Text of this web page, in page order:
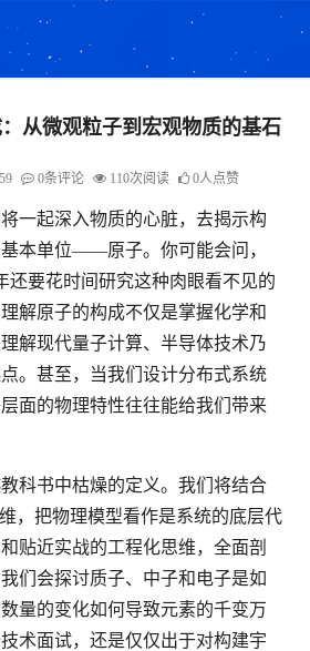
从微观粒子到宏观物质的基石
0条评论 110次阅读 0人点赞
一起深入物质的心脏，去揭示构
本单位——原子。你可能会问，
还要花时间研究这种肉眼看不见的
解原子的构成不仅是掌握化学和
解现代量子计算、半导体技术乃
。甚至，当我们设计分布式系统
面的物理特性往往能给我们带来
科书中枯燥的定义。我们将结合
，把物理模型看作是系统的底层代
贴近实战的工程化思维，全面剖
们会探讨质子、中子和电子是如
量的变化如何导致元素的千变万
术面试，还是仅仅出于对构建宇